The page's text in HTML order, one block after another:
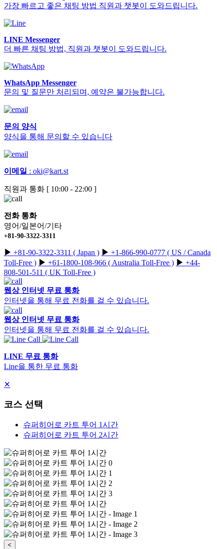
가장 빠르고 좋은 채팅 방법 직원과 챗봇이 도와드립니다.
LINE Messenger
더 빠른 채팅 방법, 직원과 챗봇이 도와드립니다.
WhatsApp Messenger
문의 및 질문만 처리되며, 예약은 불가능합니다.
문의 양식
양식을 통해 문의할 수 있습니다
이메일 : oki@kart.st
직원과 통화 [ 10:00 - 22:00 ]
전화 통화
영어/일본어/기타
+81-90-3322-3311
▶︎ +81-90-3322-3311 ( Japan ) ▶︎ +1-866-990-0777 ( US / Canada
Toll-Free ) ▶︎ +61-1800-108-966 ( Australia Toll-Free ) ▶︎ +44-
808-501-511 ( UK Toll-Free )
웹상 인터넷 무료 통화
인터넷을 통해 무료 전화를 걸 수 있습니다.
웹상 인터넷 무료 통화
인터넷을 통해 무료 전화를 걸 수 있습니다.
LINE 무료 통화
Line을 통한 무료 통화
✕
코스 선택
슈퍼히어로 카트 투어 1시간
슈퍼히어로 카트 투어 2시간
<